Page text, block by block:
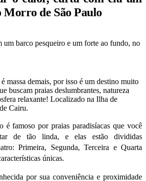
Morro de São Paulo
massa demais, por isso é um destino muito
buscam praias deslumbrantes, natureza
relaxante! Localizado na Ilha de
Cairu.
é famoso por praias paradisíacas que você
de tão linda, e elas estão divididas
Primeira, Segunda, Terceira e Quarta
únicas.
por sua conveniência e proximidade